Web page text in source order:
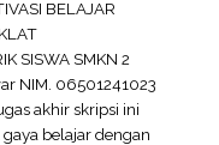
BELAJAR
SISWA SMKN 2
NIM. 06501241023
akhir skripsi ini
belajar dengan